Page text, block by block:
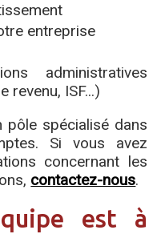
entreprise
administratives
revenu, ISF...)
pôle spécialisé dans
Si vous avez
concernant les
contactez-nous.
est à